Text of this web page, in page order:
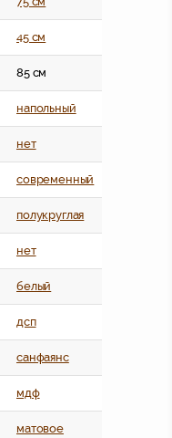
45 см
85 см
напольный
нет
современный
полукруглая
нет
белый
дсп
санфаянс
мдф
матовое